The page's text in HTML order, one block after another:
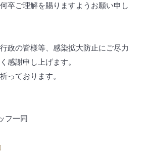
卒ご理解を賜りますようお願い申し
政の皆様等、感染拡大防止にご尽力
感謝申し上げます。
っております。
フ一同